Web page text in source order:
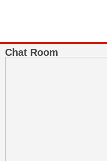
Chat Room